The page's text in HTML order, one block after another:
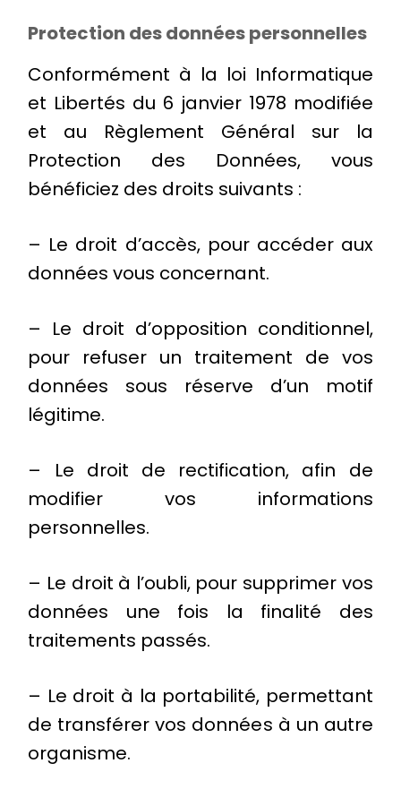
Protection des données personnelles
Conformément à la loi Informatique
et Libertés du 6 janvier 1978 modifiée
et au Règlement Général sur la
Protection des Données, vous
bénéficiez des droits suivants :
– Le droit d’accès, pour accéder aux
données vous concernant.
– Le droit d’opposition conditionnel,
pour refuser un traitement de vos
données sous réserve d’un motif
légitime.
– Le droit de rectification, afin de
modifier vos informations
personnelles.
– Le droit à l’oubli, pour supprimer vos
données une fois la finalité des
traitements passés.
– Le droit à la portabilité, permettant
de transférer vos données à un autre
organisme.